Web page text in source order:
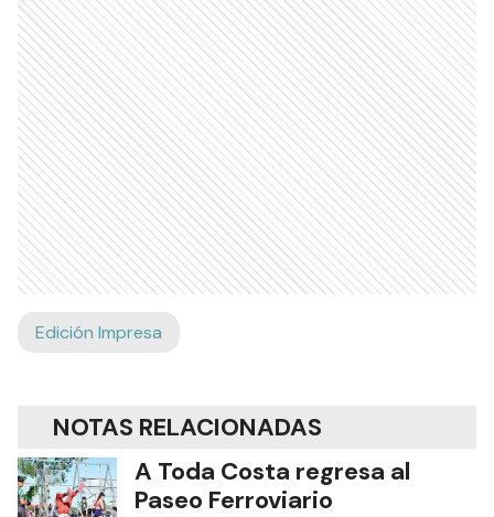
Edición Impresa
NOTAS RELACIONADAS
A Toda Costa regresa al
Paseo Ferroviario